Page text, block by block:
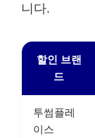
니다.
할인 브랜
드
투썸플레
이스